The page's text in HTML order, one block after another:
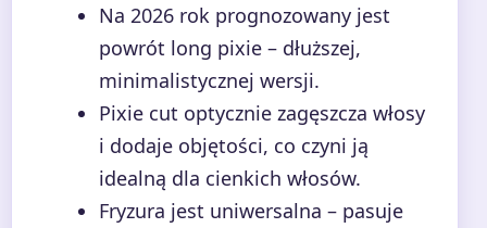
Na 2026 rok prognozowany jest
powrót long pixie – dłuższej,
minimalistycznej wersji.
Pixie cut optycznie zagęszcza włosy
i dodaje objętości, co czyni ją
idealną dla cienkich włosów.
Fryzura jest uniwersalna – pasuje